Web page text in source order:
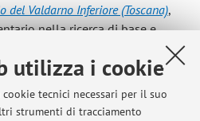
utilizza i cookie
tecnici necessari per il suo
strumenti di tracciamento
Valdarno Inferiore (Toscana),
nella ricerca di base e
II Congresso GeoSed 2004,
(atti di: II Congresso GeoSed
2004) [atti di